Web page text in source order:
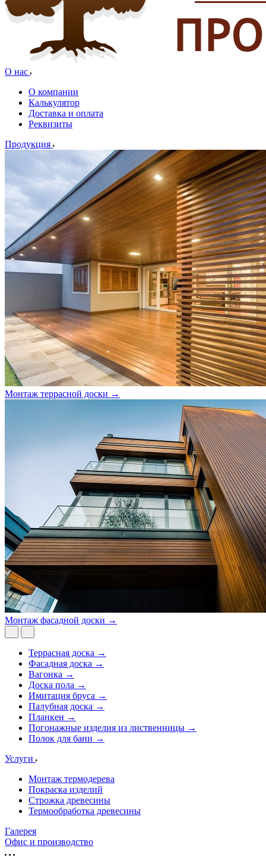
О нас
О компании
Калькулятор
Доставка и оплата
Реквизиты
Продукция
Монтаж террасной доски →
Монтаж фасадной доски →
Террасная доска →
Фасадная доска →
Вагонка →
Доска пола →
Имитация бруса →
Палубная доска →
Планкен →
Погонажные изделия из лиственницы →
Полок для бани →
Услуги
Монтаж термодерева
Покраска изделий
Строжка древесины
Термообработка древесины
Галерея
Офис и производство